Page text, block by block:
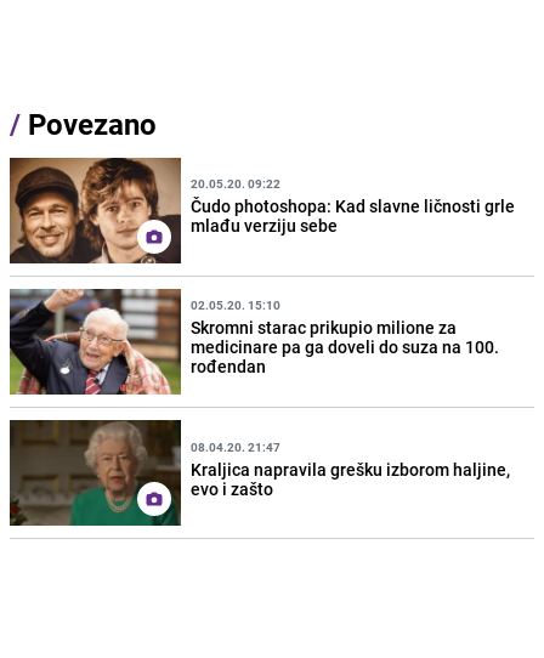
/ Povezano
20.05.20. 09:22
Čudo photoshopa: Kad slavne ličnosti grle
mlađu verziju sebe
02.05.20. 15:10
Skromni starac prikupio milione za
medicinare pa ga doveli do suza na 100.
rođendan
08.04.20. 21:47
Kraljica napravila grešku izborom haljine,
evo i zašto